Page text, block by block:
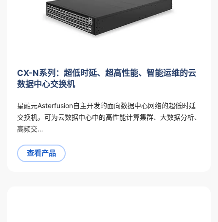
CX-N系列：超低时延、超高性能、智能运维的云
数据中心交换机
星融元Asterfusion自主开发的面向数据中心网络的超低时延
交换机，可为云数据中心中的高性能计算集群、大数据分析、
高频交…
查看产品